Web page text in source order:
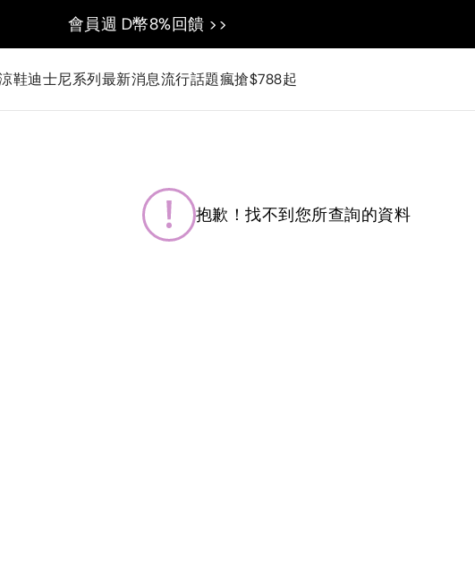
會員週 D幣8%回饋 >>
鞋迪士尼系列最新消息流行話題瘋搶$788起
抱歉！找不到您所查詢的資料